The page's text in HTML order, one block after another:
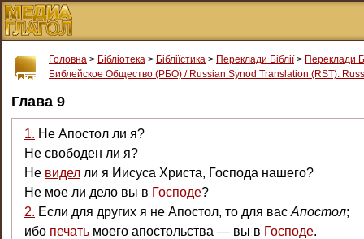
Головна > Бібліотека > Бібліїстика > Переклади Біблії> Переклади
Библейское Общество (РБО) / Russian Synod Translation (RST).
Глава 9
1. Не Апостол ли я?
Не свободен ли я?
Не видел ли я Иисуса Христа, Господа нашего?
Не мое ли дело вы в Господе?
2. Если для других я не Апостол, то для вас Апостол;
ибо печать моего апостольства — вы в Господе.